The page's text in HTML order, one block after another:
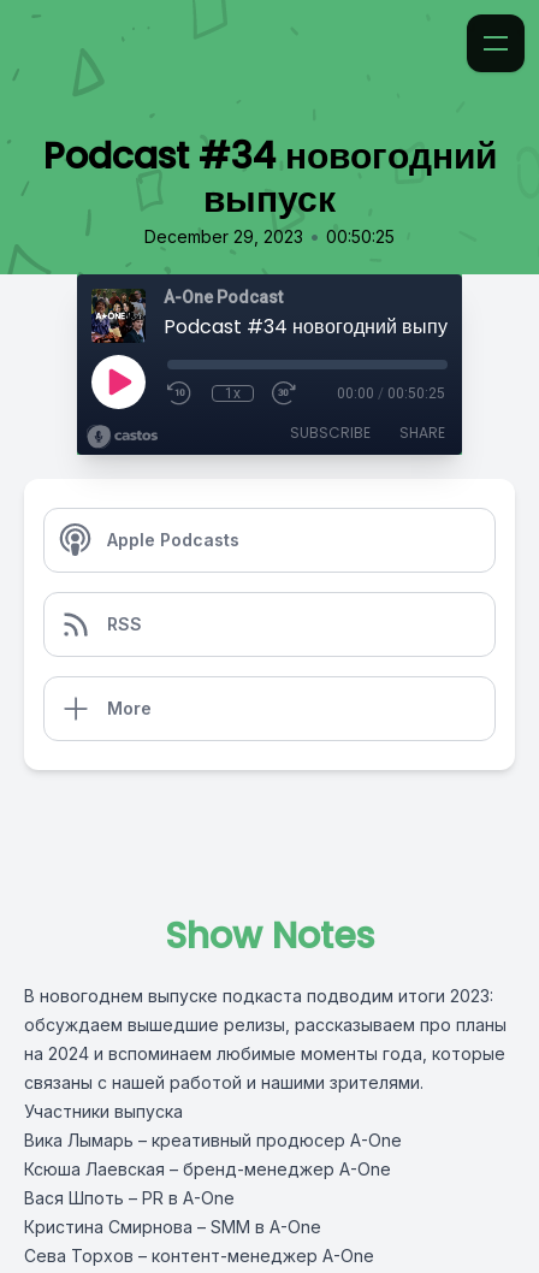
Podcast #34 новогодний
выпуск
December 29, 2023 • 00:50:25
A-One Podcast
Podcast #34 новогодний выпуск
1x 00:00 / 00:50:25
SUBSCRIBE SHARE
Apple Podcasts
RSS
More
Show Notes
В новогоднем выпуске подкаста подводим итоги 2023:
обсуждаем вышедшие релизы, рассказываем про планы
на 2024 и вспоминаем любимые моменты года, которые
связаны с нашей работой и нашими зрителями.
Участники выпуска
Вика Лымарь – креативный продюсер A-One
Ксюша Лаевская – бренд-менеджер A-One
Вася Шпоть – PR в A-One
Кристина Смирнова – SMM в A-One
Сева Торхов – контент-менеджер A-One